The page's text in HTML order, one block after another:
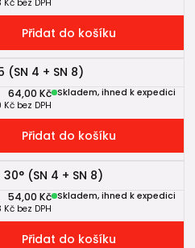
Kč bez DPH
Přidat do košíku
(SN 4 + SN 8)
64,00 Kč
Kč bez DPH
Skladem, ihned k expedici
Přidat do košíku
(SN 4 + SN 8)
54,00 Kč
Kč bez DPH
Skladem, ihned k expedici
Přidat do košíku